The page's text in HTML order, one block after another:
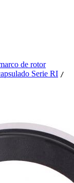
de rotor
Serie RI /